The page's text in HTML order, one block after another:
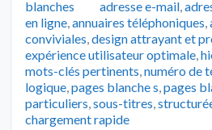
blanches
Tags
adresse e-mail,
en ligne,annuaires téléphoniques,
conviviales,design attrayant et
expérience utilisateur optimale,
mots-clés pertinents,numéro de
logique,pages blanche s,pages
particuliers,sous-titres,
chargement rapide